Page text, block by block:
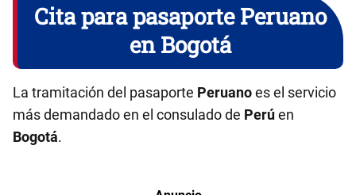
Cita para pasaporte Peruano
en Bogotá
La tramitación del pasaporte Peruanoes el servicio
más demandado en el consulado de Perúen
Bogotá.